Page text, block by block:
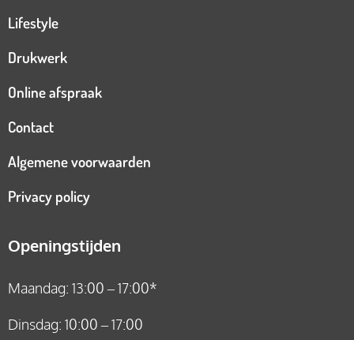
Lifestyle
Drukwerk
Online afspraak
Contact
Algemene voorwaarden
Privacy policy
Openingstijden
Maandag: 13:00 – 17:00*
Dinsdag: 10:00 – 17:00